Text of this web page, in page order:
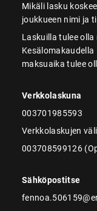
Mikäli lasku
joukkueen nimi ja
Laskuilla tulee
maksuaika tulee
Verkkolaskuna
003701985593
Verkkolaskujen
003708599126
Sähköpostitse